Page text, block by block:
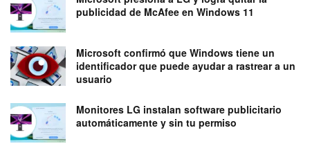
publicidad de McAfee en Windows 11
Microsoft confirmó que Windows tiene un
identificador que puede ayudar a rastrear a un
usuario
Monitores LG instalan software publicitario
automáticamente y sin tu permiso